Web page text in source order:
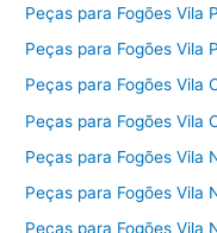
Peças para Fogões Vila
Peças para Fogões Vila
Peças para Fogões Vila
Peças para Fogões Vila
Peças para Fogões Vila
Peças para Fogões Vila
Peças para Fogões Vila